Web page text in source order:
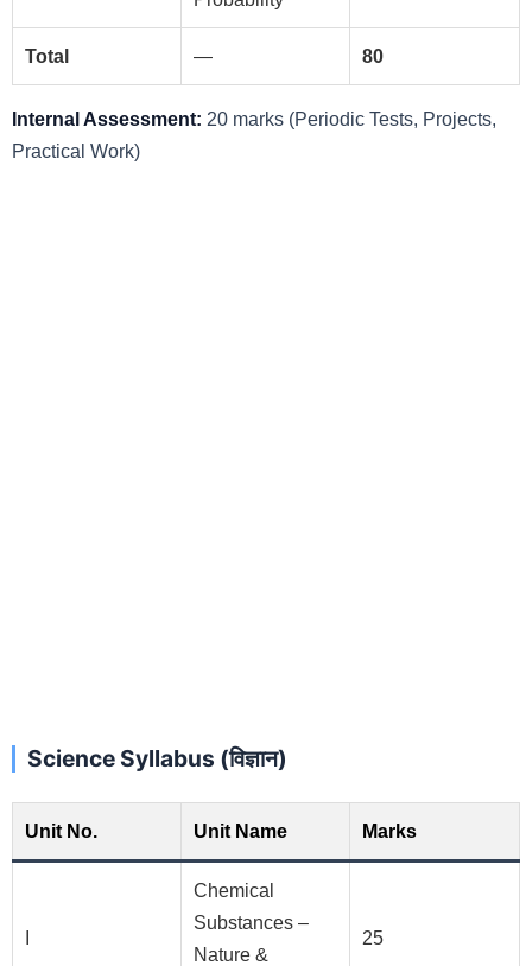
Total — 80
Internal Assessment: 20 marks (Periodic Tests, Projects,
Practical Work)
Science Syllabus (विज्ञान)
Unit No. Unit Name Marks
Chemical
Substances –
Nature &
25